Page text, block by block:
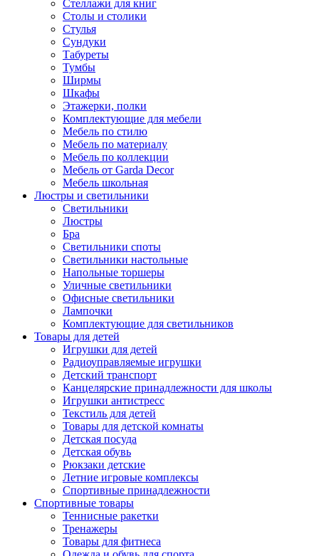
Стеллажи для книг
Столы и столики
Стулья
Сундуки
Табуреты
Тумбы
Ширмы
Шкафы
Этажерки, полки
Комплектующие для мебели
Мебель по стилю
Мебель по материалу
Мебель по коллекции
Мебель от Garda Decor
Мебель школьная
Люстры и светильники
Светильники
Люстры
Бра
Светильники споты
Светильники настольные
Напольные торшеры
Уличные светильники
Офисные светильники
Лампочки
Комплектующие для светильников
Товары для детей
Игрушки для детей
Радиоуправляемые игрушки
Детский транспорт
Канцелярские принадлежности для школы
Игрушки антистресс
Текстиль для детей
Товары для детской комнаты
Детская посуда
Детская обувь
Рюкзаки детские
Летние игровые комплексы
Спортивные принадлежности
Спортивные товары
Теннисные ракетки
Тренажеры
Товары для фитнеса